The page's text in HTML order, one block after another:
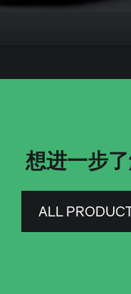
想进一步
ALL